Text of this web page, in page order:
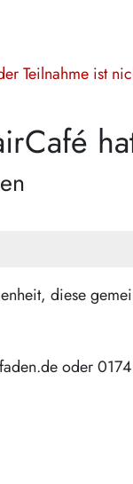
Teilnahme ist
diese
oder